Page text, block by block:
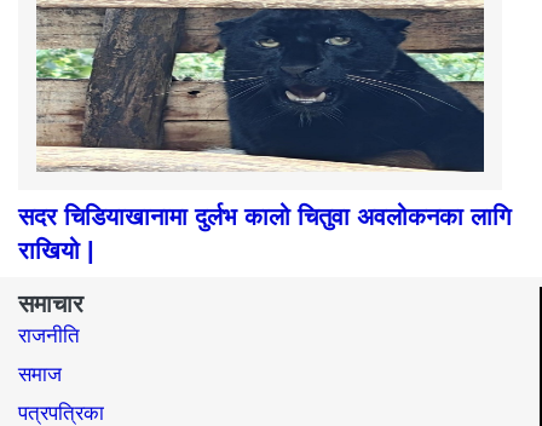
सदर चिडियाखानामा दुर्लभ कालो चितुवा अवलोकनका लागि
राखियो |
समाचार
राजनीति
समाज​
पत्रपत्रिका